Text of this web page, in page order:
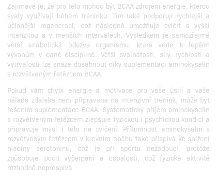
Zajímavé je, že pro tělo mohou být BCAA zdrojem energie, kterou
svaly využívají během tréninku. Tím také podporují rychlejší a
účinnější regeneraci, což následně umožňuje cvičit s vyšší
intenzitou a v menších intervalech. Výsledkem je samozřejmě
větší anabolická odezva organismu, která vede k lepším
výkonům v dané disciplíně. Větší svalnatosti, síly, rychlosti a
vytrvalosti lze snáze dosáhnout díky suplementaci aminokyselin
s rozvětveným řetězcem BCAA.
Pokud vám chybí energie a motivace pro vaše úsilí a vaše
nálada zdaleka není připravena na intenzivní trénink, může být
řešením suplementace BCAA. Systematický příjem aminokyselin
s rozvětveným řetězcem zlepšuje fyzickou i psychickou kondici a
připravuje mysl i tělo na cvičení. Přítomnost aminokyselin s
rozvětveným řetězcem v krevním oběhu také přispívá ke snížení
hladiny serotoninu, což je při sportu nežádoucí, protože
způsobuje pocit vyčerpání a ospalosti, což fyzické aktivitě
rozhodně neprospívá.